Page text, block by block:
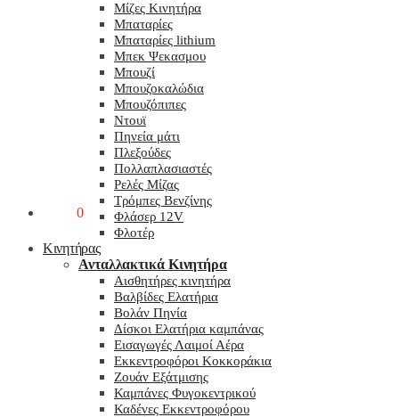
0
Μίζες Κινητήρα
Μπαταρίες
Μπαταρίες lithium
Μπεκ Ψεκασμου
Μπουζί
Μπουζοκαλώδια
Μπουζόπιπες
Ντουϊ
Πηνεία μάτι
Πλεξούδες
Πολλαπλασιαστές
Ρελές Μίζας
Τρόμπες Βενζίνης
Φλάσερ 12V
Φλοτέρ
Κινητήρας
Ανταλλακτικά Κινητήρα
Αισθητήρες κινητήρα
Βαλβίδες Ελατήρια
Βολάν Πηνία
Δίσκοι Ελατήρια καμπάνας
Εισαγωγές Λαιμοί Αέρα
Εκκεντροφόροι Κοκκοράκια
Ζουάν Εξάτμισης
Καμπάνες Φυγοκεντρικού
Καδένες Εκκεντροφόρου